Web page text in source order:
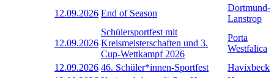
12.09.2026 End of Season
Dortmund-
Lanstrop
12.09.2026
Schülersportfest mit
Kreismeisterschaften und 3.
Cup-Wettkampf 2026
Porta
Westfalica
12.09.2026 46. Schüler*innen-Sportfest
Havixbeck